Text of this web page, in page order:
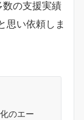
の支援実績
思い依頼しま
のエー